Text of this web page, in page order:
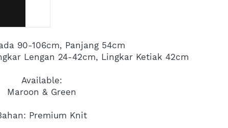
90-106cm, Panjang 54cm
Lengan 24-42cm, Lingkar Ketiak 42cm
Available:
Maroon & Green
Premium Knit